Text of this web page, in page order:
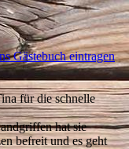
Gästebuch eintragen
für die schnelle
hat sie
befreit und es geht